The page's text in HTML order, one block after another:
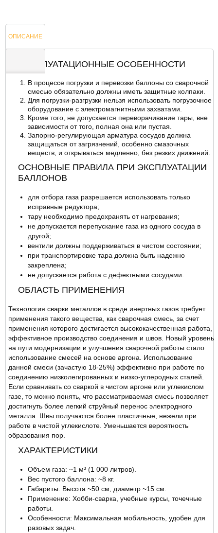
ОПИСАНИЕ
ОТЗЫВЫ
ЭКСПЛУАТАЦИОННЫЕ ОСОБЕННОСТИ
В процессе погрузки и перевозки баллоны со сварочной
смесью обязательно должны иметь защитные колпаки.
Для погрузки-разгрузки нельзя использовать погрузочное
оборудование с электромагнитными захватами.
Кроме того, не допускается переворачивание тары, вне
зависимости от того, полная она или пустая.
Запорно-регулирующая арматура сосудов должна
защищаться от загрязнений, особенно смазочных
веществ, и открываться медленно, без резких движений.
ОСНОВНЫЕ ПРАВИЛА ПРИ ЭКСПЛУАТАЦИИ
БАЛЛОНОВ
для отбора газа разрешается использовать только
исправные редуктора;
тару необходимо предохранять от нагревания;
не допускается перепускание газа из одного сосуда в
другой;
вентили должны поддерживаться в чистом состоянии;
при транспортировке тара должна быть надежно
закреплена;
не допускается работа с дефектными сосудами.
ОБЛАСТЬ ПРИМЕНЕНИЯ
Технология сварки металлов в среде инертных газов требует
применения такого вещества, как сварочная смесь, за счет
применения которого достигается высококачественная работа,
эффективное производство соединения и швов. Новый уровень
на пути модернизации и улучшения сварочной работы стало
использование смесей на основе аргона. Использование
данной смеси (зачастую 18-25%) эффективно при работе по
соединению низколегированных и низко-углеродных сталей.
Если сравнивать со сваркой в чистом аргоне или углекислом
газе, то можно понять, что рассматриваемая смесь позволяет
достигнуть более легкий струйный перенос электродного
металла. Швы получаются более пластичные, нежели при
работе в чистой углекислоте. Уменьшается вероятность
образования пор.
ХАРАКТЕРИСТИКИ
Объем газа: ~1 м³ (1 000 литров).
Вес пустого баллона: ~8 кг.
Габариты: Высота ~50 см, диаметр ~15 см.
Применение: Хобби-сварка, учебные курсы, точечные
работы.
Особенности: Максимальная мобильность, удобен для
разовых задач.